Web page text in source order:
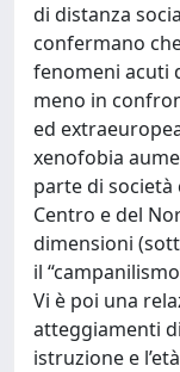
di distanza
confermano
fenomeni acuti
meno in
ed
xenofobia
parte di società
Centro e del
dimensioni
il
Vi è poi una
atteggiamenti
istruzione e